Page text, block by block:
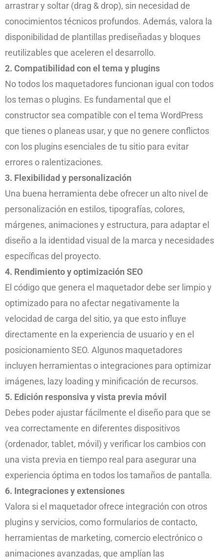
arrastrar y soltar (drag & drop), sin necesidad de
conocimientos técnicos profundos. Además, valora la
disponibilidad de plantillas prediseñadas y bloques
reutilizables que aceleren el desarrollo.
2. Compatibilidad con el tema y plugins
No todos los maquetadores funcionan igual con todos
los temas o plugins. Es fundamental que el
constructor sea compatible con el tema WordPress
que tienes o planeas usar, y que no genere conflictos
con los plugins esenciales de tu sitio para evitar
errores o ralentizaciones.
3. Flexibilidad y personalización
Una buena herramienta debe ofrecer un alto nivel de
personalización en estilos, tipografías, colores,
márgenes, animaciones y estructura, para adaptar el
diseño a la identidad visual de la marca y necesidades
específicas del proyecto.
4. Rendimiento y optimización SEO
El código que genera el maquetador debe ser limpio y
optimizado para no afectar negativamente la
velocidad de carga del sitio, ya que esto influye
directamente en la experiencia de usuario y en el
posicionamiento SEO. Algunos maquetadores
incluyen herramientas o integraciones para optimizar
imágenes, lazy loading y minificación de recursos.
5. Edición responsiva y vista previa móvil
Debes poder ajustar fácilmente el diseño para que se
vea correctamente en diferentes dispositivos
(ordenador, tablet, móvil) y verificar los cambios con
una vista previa en tiempo real para asegurar una
experiencia óptima en todos los tamaños de pantalla.
6. Integraciones y extensiones
Valora si el maquetador ofrece integración con otros
plugins y servicios, como formularios de contacto,
herramientas de marketing, comercio electrónico o
animaciones avanzadas, que amplían las